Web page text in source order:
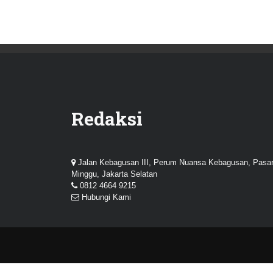
Redaksi
Jalan Kebagusan III, Perum Nuansa Kebagusan, Pasar
Minggu, Jakarta Selatan
0812 4664 9215
Hubungi Kami